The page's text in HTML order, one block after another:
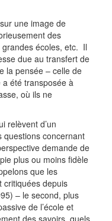
une image de
des
écoles, etc. Il
due au transfert de
la pensée – celle de
été transposée à
où ils ne
relèvent d’un
questions concernant
demande de
plus ou moins fidèle
que les
critiquées depuis
– le second, plus
de l’école et
des savoirs, quels